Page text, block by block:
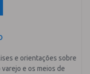
e orientações sobre
e os meios de